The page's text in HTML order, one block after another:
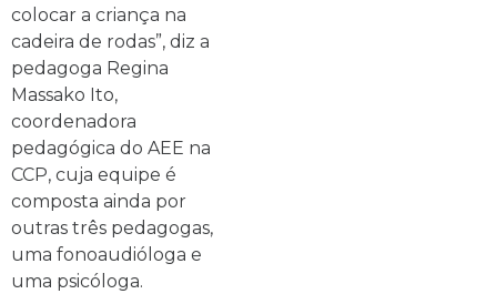
colocar a criança na
cadeira de rodas”, diz a
pedagoga Regina
Massako Ito,
coordenadora
pedagógica do AEE na
CCP, cuja equipe é
composta ainda por
outras três pedagogas,
uma fonoaudióloga e
uma psicóloga.